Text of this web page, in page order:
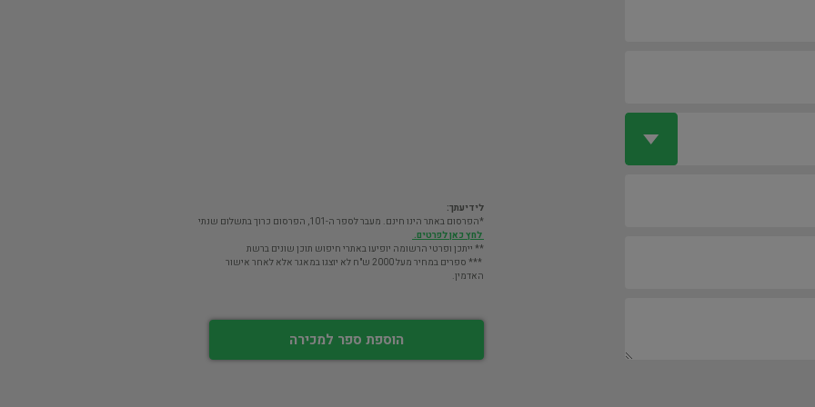
לידיעתך:
*הפרסום באתר הינו חינם. מעבר לספר ה-101, הפרסום כרוך בתשלום שנתי
לחץ כאן לפרטים.
** ייתכן ופרטי הרשומה יופיעו באתרי חיפוש תוכן שונים ברשת
*** ספרים במחיר מעל 2000 ש"ח לא יוצגו במאגר אלא לאחר אישור
האדמין.
הוספת ספר למכירה